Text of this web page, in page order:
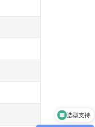
选型支持